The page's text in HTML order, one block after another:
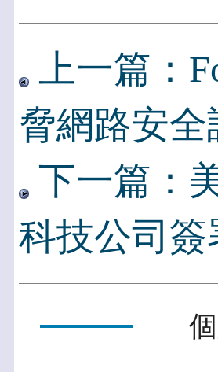
上一篇：
脅網路安全
下一篇：
科技公司